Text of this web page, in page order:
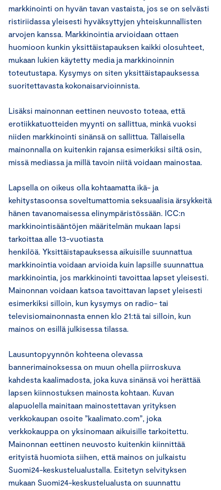
markkinointi on hyvän tavan vastaista, jos se on selvästi
ristiriidassa yleisesti hyväksyttyjen yhteiskunnallisten
arvojen kanssa. Markkinointia arvioidaan ottaen
huomioon kunkin yksittäistapauksen kaikki olosuhteet,
mukaan lukien käytetty media ja markkinoinnin
toteutustapa. Kysymys on siten yksittäistapauksessa
suoritettavasta kokonaisarvioinnista.
Lisäksi mainonnan eettinen neuvosto toteaa, että
erotiikkatuotteiden myynti on sallittua, minkä vuoksi
niiden markkinointi sinänsä on sallittua. Tällaisella
mainonnalla on kuitenkin rajansa esimerkiksi siltä osin,
missä mediassa ja millä tavoin niitä voidaan mainostaa.
Lapsella on oikeus olla kohtaamatta ikä- ja
kehitystasoonsa soveltumattomia seksuaalisia ärsykkeitä
hänen tavanomaisessa elinympäristössään. ICC:n
markkinointisääntöjen määritelmän mukaan lapsi
tarkoittaa alle 13-vuotiasta
henkilöä. Yksittäistapauksessa aikuisille suunnattua
markkinointia voidaan arvioida kuin lapsille suunnattua
markkinointia, jos markkinointi tavoittaa lapset yleisesti.
Mainonnan voidaan katsoa tavoittavan lapset yleisesti
esimerkiksi silloin, kun kysymys on radio- tai
televisiomainonnasta ennen klo 21:tä tai silloin, kun
mainos on esillä julkisessa tilassa.
Lausuntopyynnön kohteena olevassa
bannerimainoksessa on muun ohella piirroskuva
kahdesta kaalimadosta, joka kuva sinänsä voi herättää
lapsen kiinnostuksen mainosta kohtaan. Kuvan
alapuolella mainitaan mainostettavan yrityksen
verkkokaupan osoite ”kaalimato.com”, joka
verkkokauppa on yksinomaan aikuisille tarkoitettu.
Mainonnan eettinen neuvosto kuitenkin kiinnittää
erityistä huomiota siihen, että mainos on julkaistu
Suomi24-keskustelualustalla. Esitetyn selvityksen
mukaan Suomi24-keskustelualusta on suunnattu